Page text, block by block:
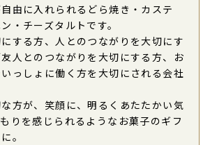
日
句 に「ひなまつりどら焼き」購入さ
。
おり〜ぶ様）
品：ひなまつりどら焼き(5個入り)
由に入れられるどら焼き・カステ
・チーズタルトです。
する方、人とのつながりを大切にす
人とのつながりを大切にする方、お
っしょに働く方を大切にされる会社
方が、笑顔に、明るくあたたかい気
りを感じられるようなお菓子のギフ
。